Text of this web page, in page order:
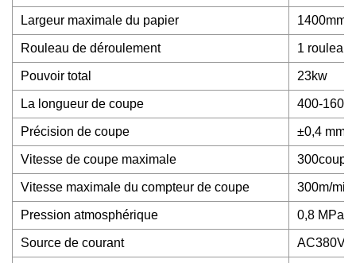
Largeur maximale du papier 1400mm
Rouleau de déroulement 1 rouleau
Pouvoir total 23kw
La longueur de coupe 400-
Précision de coupe ±0,4 mm
Vitesse de coupe maximale
Vitesse maximale du compteur de coupe 300m/min
Pression atmosphérique 0,8 MPa
Source de courant AC380V/